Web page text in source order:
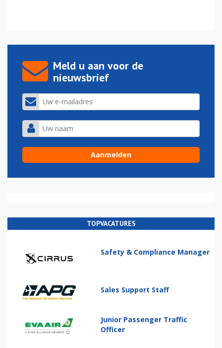
Meld u aan voor de
nieuwsbrief
TOPVACATURES
Safety & Compliance Manager
Sales Support Staff
Junior Passenger Traffic
Officer